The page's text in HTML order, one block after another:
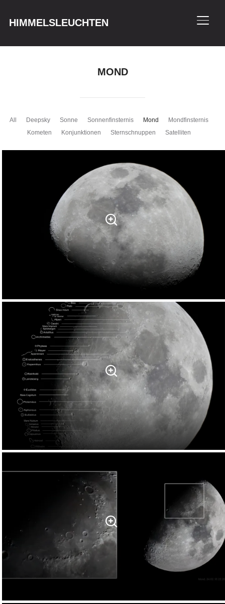
HIMMELSLEUCHTEN
MOND
All Deepsky Sonne Sonnenfinsternis Mond
Mondfinsternis
Kometen
Konjunktionen Sternschnuppen Satelliten